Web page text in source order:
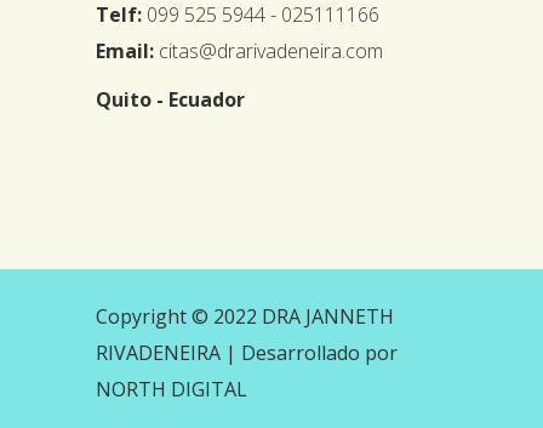
Telf: 099 525 5944 - 025111166
Email: citas@drarivadeneira.com
Quito - Ecuador
Copyright © 2022 DRA JANNETH
RIVADENEIRA | Desarrollado por
NORTH DIGITAL